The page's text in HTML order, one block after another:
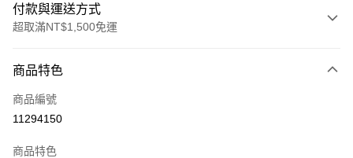
付款與運送方式
超取滿NT$1,500免運
信用卡一次付款
超商取貨付款
商品特色
商品編號
11294150
商品特色